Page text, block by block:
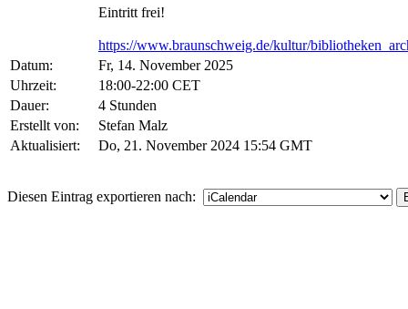
Eintritt frei!
https://www.braunschweig.de/kultur/
Datum
Fr, 14. November 2025
Uhrzeit
18:00-22:00 CET
Dauer
4 Stunden
Erstellt von
Stefan Malz
Aktualisiert
Do, 21. November 2024 15:54 GMT
Diesen Eintrag exportieren nach: